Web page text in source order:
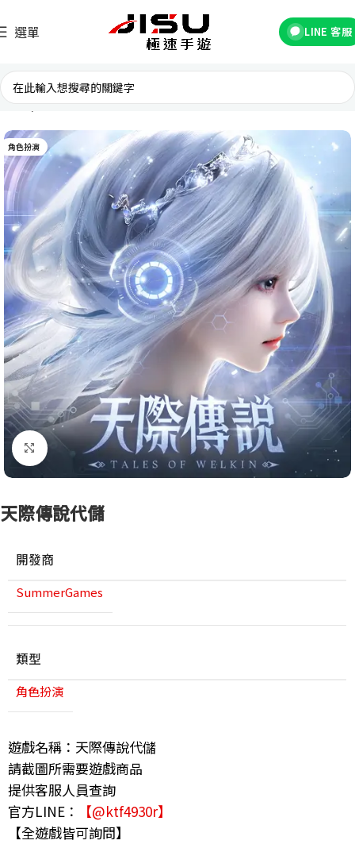
選單 LINE 客服
首頁 台灣遊戲
角色扮演
點擊放大
天際傳說代儲
開發商
SummerGames
類型
角色扮演
遊戲名稱：天際傳說代儲
請截圖所需要遊戲商品
提供客服人員查詢
官方LINE：
【@ktf4930r】
【全遊戲皆可詢問】